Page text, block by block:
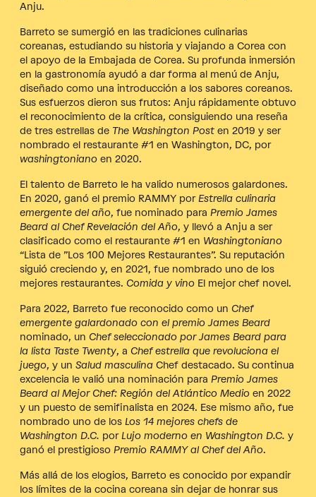
Anju.
Barreto se sumergió en las tradiciones culinarias
coreanas, estudiando su historia y viajando a Corea con
el apoyo de la Embajada de Corea. Su profunda inmersión
en la gastronomía ayudó a dar forma al menú de Anju,
diseñado como una introducción a los sabores coreanos.
Sus esfuerzos dieron sus frutos: Anju rápidamente obtuvo
el reconocimiento de la crítica, consiguiendo una reseña
de tres estrellas de The Washington Post en 2019 y ser
nombrado el restaurante #1 en Washington, DC, por
washingtoniano en 2020.
El talento de Barreto le ha valido numerosos galardones.
En 2020, ganó el premio RAMMY porEstrella culinaria
emergente del año, fue nominado para Premio James
Beard al Chef Revelación del Año, y llevó a Anju a ser
clasificado como el restaurante #1 en Washingtoniano
“Lista de ”Los 100 Mejores Restaurantes”. Su reputación
siguió creciendo y, en 2021, fue nombrado uno de los
mejores restaurantes. Comida y vino El mejor chef novel.
Para 2022, Barreto fue reconocido como un Chef
emergente galardonado con el premio James Beard
nominado, un Chef seleccionado por James Beard para
la lista Taste Twenty, a Chef estrella que revoluciona el
juego, y un Salud masculina Chef destacado. Su continua
excelencia le valió una nominación para Premio James
Beard al Mejor Chef: Región del Atlántico Medio en 2022
y un puesto de semifinalista en 2024. Ese mismo año, fue
nombrado uno de los Los 14 mejores chefs de
Washington D.C. porLujo moderno en Washington D.C. y
ganó el prestigioso Premio RAMMY al Chef del Año.
Más allá de los elogios, Barreto es conocido por expandir
los límites de la cocina coreana sin dejar de honrar sus